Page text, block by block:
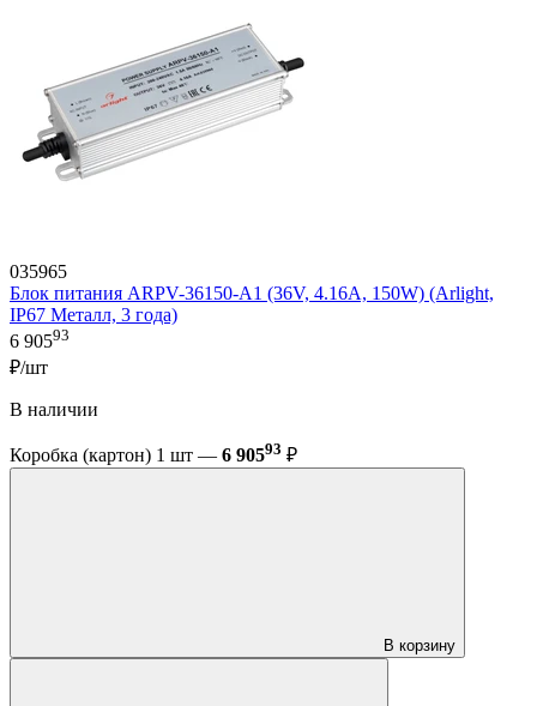
035965
Блок питания ARPV-36150-A1 (36V, 4.16A, 150W) (Arlight,
IP67 Металл, 3 года)
6 90593
₽/шт
В наличии
Коробка (картон) 1 шт — 6 90593 ₽
В корзину